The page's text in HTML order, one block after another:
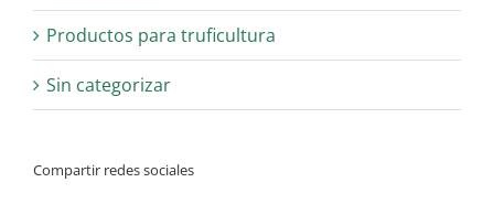
Productos para truficultura
Sin categorizar
Compartir redes sociales